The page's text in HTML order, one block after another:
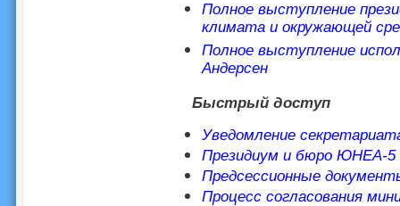
Полное выступление
климата и окружающей
Полное выступление
Андерсен
Быстрый доступ
Уведомление
Президиум и бюро ЮНЕА-5
Предсессионные
Процесс согласования